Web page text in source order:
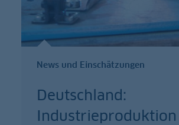
News und Einschätzungen
Deutschland:
Industrieproduktion